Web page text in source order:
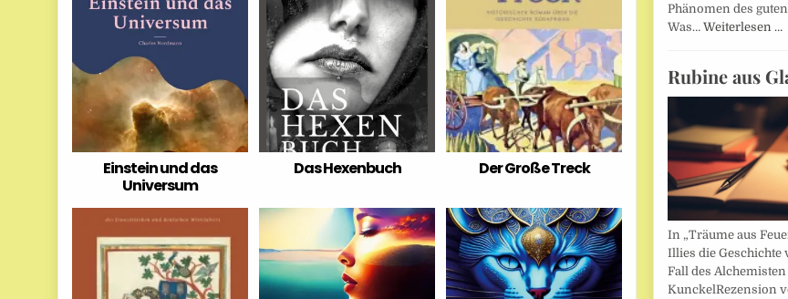
Einstein und das
Universum
Das Hexenbuch Der Große Treck
Phänomen des
Was… Weiterlesen …
Rubine aus
In „Träume aus
Illies die Geschichte
Fall des
KunckelRezension